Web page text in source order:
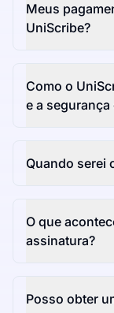
Meus
UniScribe?
Como o
e a
Quando serei
O que
assinatura?
Posso obter